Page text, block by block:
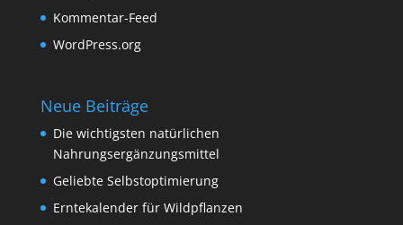
Kommentar-Feed
WordPress.org
Neue Beiträge
Die wichtigsten natürlichen
Nahrungsergänzungsmittel
Geliebte Selbstoptimierung
Erntekalender für Wildpflanzen